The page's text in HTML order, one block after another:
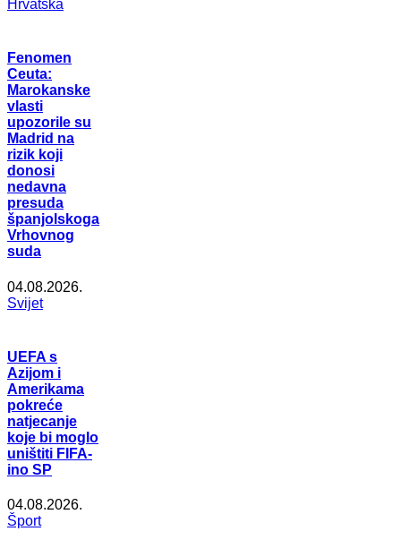
Hrvatska
Fenomen
Ceuta:
Marokanske
vlasti
upozorile su
Madrid na
rizik koji
donosi
nedavna
presuda
španjolskoga
Vrhovnog
suda
04.08.2026.
Svijet
UEFA s
Azijom i
Amerikama
pokreće
natjecanje
koje bi moglo
uništiti FIFA-
ino SP
04.08.2026.
Šport